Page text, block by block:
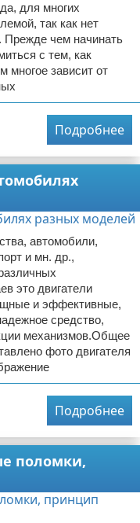
для многих
так как нет
Прежде чем начинать
с тем, как
многое зависит от
Подробнее
автомобили,
и мн. др.,
это двигатели
и эффективные,
средство,
механизмов.Общее
фото двигателя
Подробнее
поломки,